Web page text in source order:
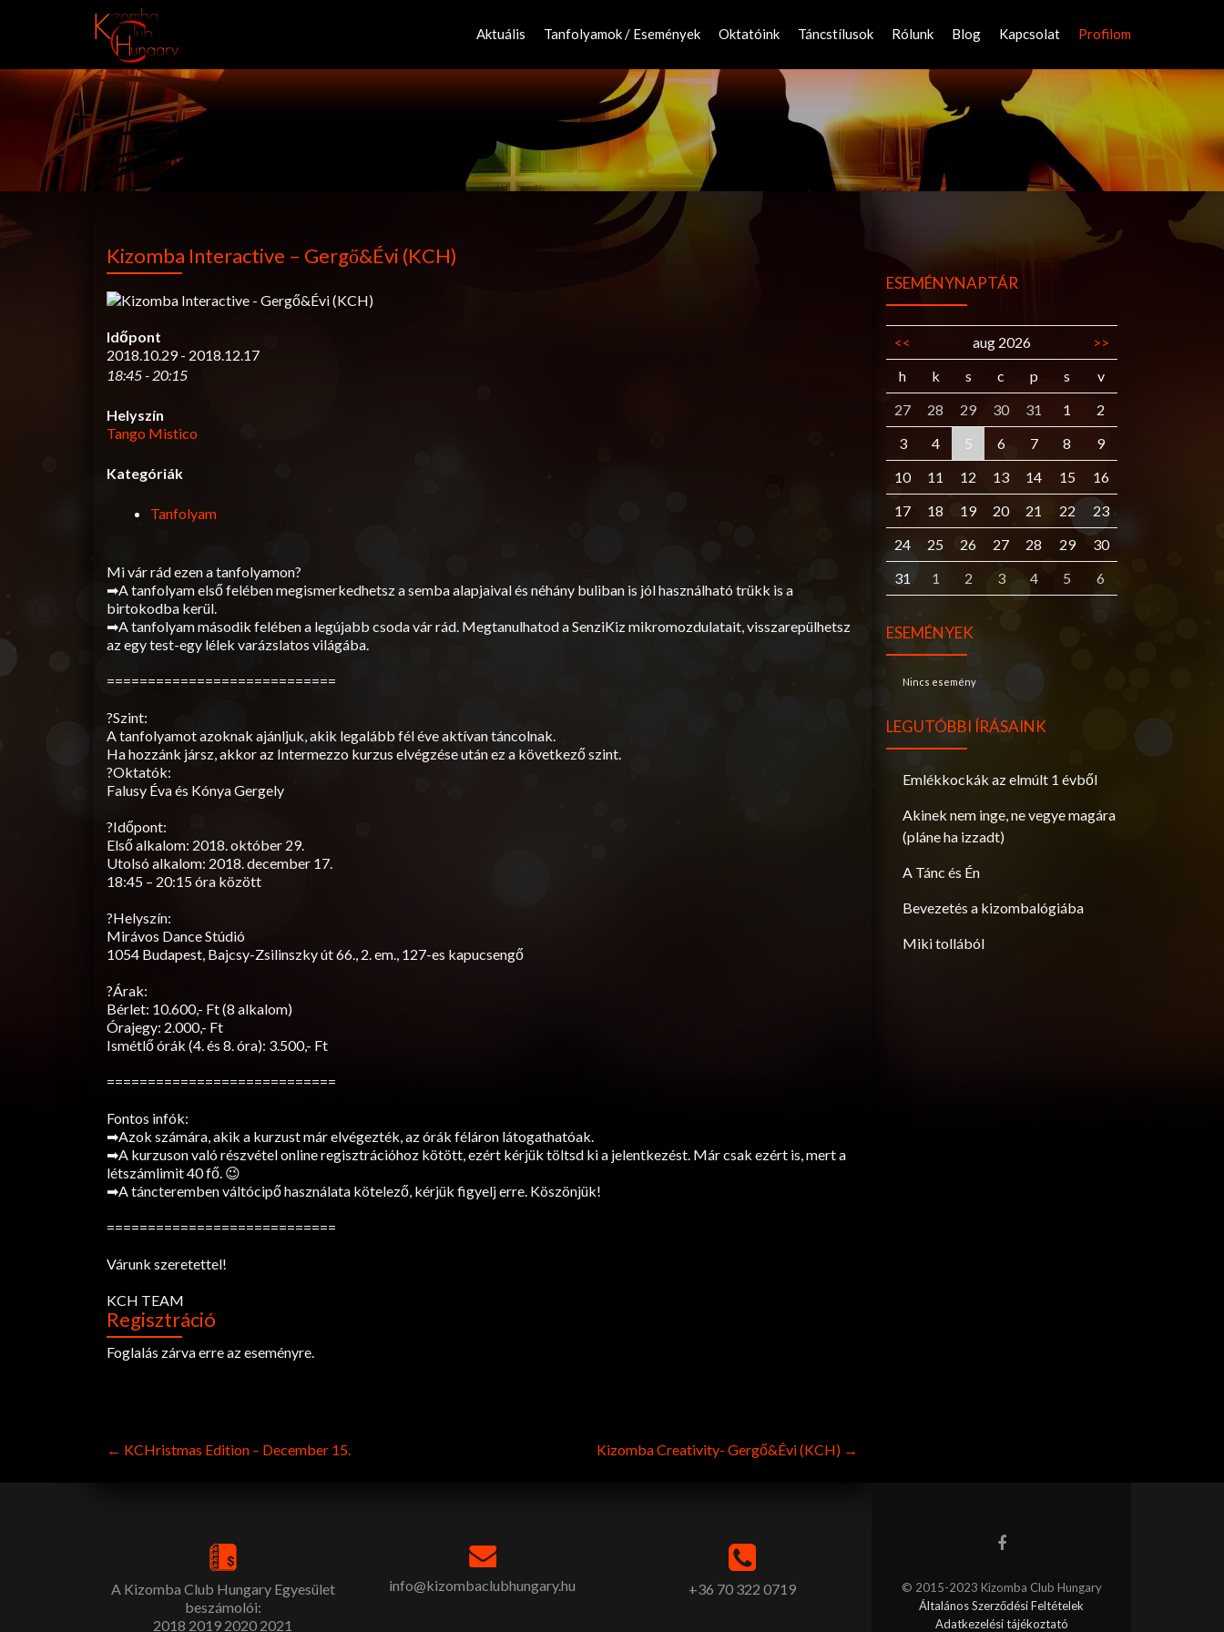
to
Aktuális Tanfolyamok / Események Oktatóink Táncstílusok Rólunk Blog Kapcsolat Profilom
Kizomba Interactive – Gergő&Évi (KCH)
Időpont
2018.10.29 - 2018.12.17
18:45 - 20:15
Helyszín
Tango Mistico
Kategóriák
Tanfolyam
Mi vár rád ezen a tanfolyamon?
➡A tanfolyam első felében megismerkedhetsz a semba alapjaival és néhány buliban is jól használható trükk is a
birtokodba kerül.
➡A tanfolyam második felében a legújabb csoda vár rád. Megtanulhatod a SenziKiz mikromozdulatait, visszarepülhetsz
az egy test-egy lélek varázslatos világába.
============================
?Szint:
A tanfolyamot azoknak ajánljuk, akik legalább fél éve aktívan táncolnak.
Ha hozzánk jársz, akkor az Intermezzo kurzus elvégzése után ez a következő szint.
?Oktatók:
Falusy Éva és Kónya Gergely
?Időpont:
Első alkalom: 2018. október 29.
Utolsó alkalom: 2018. december 17.
18:45 – 20:15 óra között
?Helyszín:
Mirávos Dance Stúdió
1054 Budapest, Bajcsy-Zsilinszky út 66., 2. em., 127-es kapucsengő
?Árak:
Bérlet: 10.600,- Ft (8 alkalom)
Órajegy: 2.000,- Ft
Ismétlő órák (4. és 8. óra): 3.500,- Ft
============================
Fontos infók:
➡Azok számára, akik a kurzust már elvégezték, az órák féláron látogathatóak.
➡A kurzuson való részvétel online regisztrációhoz kötött, ezért kérjük töltsd ki a jelentkezést. Már csak ezért is, mert a
létszámlimit 40 fő. 😉
➡A táncteremben váltócipő használata kötelező, kérjük figyelj erre. Köszönjük!
============================
Várunk szeretettel!
KCH TEAM
Regisztráció
Foglalás zárva erre az eseményre.
Post
← KCHristmas Edition – December 15. Kizomba Creativity- Gergő&Évi (KCH) →
ESEMÉNYNAPTÁR
<< aug 2026
>>
h
k s c p s
v
27
28 29 30 31 1
2
3
4 5 6 7 8
9
10
11 12 13 14 15
16
17
18 19 20 21 22
23
24
25 26 27 28 29
30
31
1 2 3 4 5 6
ESEMÉNYEK
Nincs esemény
LEGUTÓBBI ÍRÁSAINK
Emlékkockák az elmúlt 1 évből
Akinek nem inge, ne vegye magára
(pláne ha izzadt)
A Tánc és Én
Bevezetés a kizombalógiába
Miki tollából
A Kizomba Club Hungary Egyesület
beszámolói:
2018 2019 2020 2021
info@kizombaclubhungary.hu +36 70 322 0719
© 2015-2023 Kizomba Club Hungary
Általános Szerződési Feltételek
Adatkezelési tájékoztató